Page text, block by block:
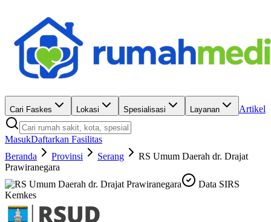
Cari Faskes Lokasi Spesialisasi Layanan Artikel
MasukDaftarkan Fasilitas
Beranda
Provinsi Serang
RS Umum Daerah dr. Drajat
Prawiranegara
Data SIRS
Kemkes